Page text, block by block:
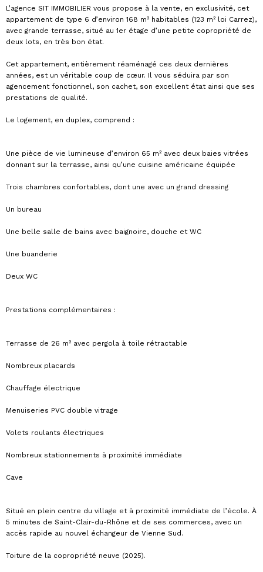
L’agence SIT IMMOBILIER vous propose à la vente, en exclusivité, cet
appartement de type 6 d’environ 168 m² habitables (123 m² loi Carrez),
avec grande terrasse, situé au 1er étage d’une petite copropriété de
deux lots, en très bon état.
Cet appartement, entièrement réaménagé ces deux dernières
années, est un véritable coup de cœur. Il vous séduira par son
agencement fonctionnel, son cachet, son excellent état ainsi que ses
prestations de qualité.
Le logement, en duplex, comprend :
Une pièce de vie lumineuse d’environ 65 m² avec deux baies vitrées
donnant sur la terrasse, ainsi qu’une cuisine américaine équipée
Trois chambres confortables, dont une avec un grand dressing
Un bureau
Une belle salle de bains avec baignoire, douche et WC
Une buanderie
Deux WC
Prestations complémentaires :
Terrasse de 26 m² avec pergola à toile rétractable
Nombreux placards
Chauffage électrique
Menuiseries PVC double vitrage
Volets roulants électriques
Nombreux stationnements à proximité immédiate
Cave
Situé en plein centre du village et à proximité immédiate de l’école. À
5 minutes de Saint-Clair-du-Rhône et de ses commerces, avec un
accès rapide au nouvel échangeur de Vienne Sud.
Toiture de la copropriété neuve (2025).